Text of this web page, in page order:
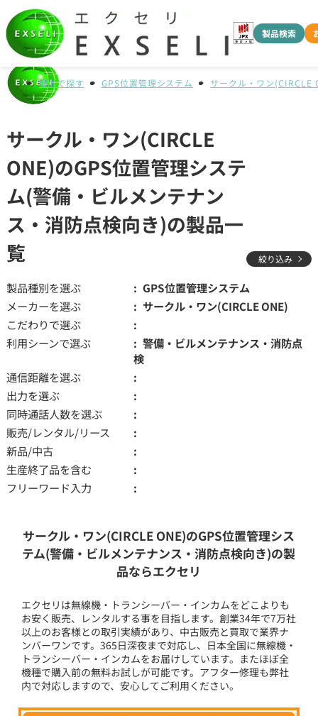
製品検索
種別で探す GPS位置管理システム サークル・ワン(CIRCLE
サークル・ワン(CIRCLE
ONE)のGPS位置管理システ
ム(警備・ビルメンテナン
ス・消防点検向き)の製品一
覧
絞り込み
製品種別を選ぶ
GPS位置管理システム
メーカーを選ぶ
サークル・ワン(CIRCLE ONE)
こだわりで選ぶ
利用シーンで選ぶ
警備・ビルメンテナンス・消防点
検
通信距離を選ぶ
出力を選ぶ
同時通話人数を選ぶ
販売/レンタル/リース
新品/中古
生産終了品を含む
フリーワード入力
サークル・ワン(CIRCLE ONE)のGPS位置管理シス
テム(警備・ビルメンテナンス・消防点検向き)の製
品ならエクセリ
エクセリは無線機・トランシーバー・インカムをどこよりも
お安く販売、レンタルする事を目指します。創業34年で7万社
以上のお客様との取引実績があり、中古販売と買取で業界ナ
ンバーワンです。365日深夜まで対応し、日本全国に無線機・
トランシーバー・インカムをお届けしています。またほぼ全
機種で購入前の無料お試しが可能です。アフター修理も弊社
内で対応しますので、安心してご利用ください。